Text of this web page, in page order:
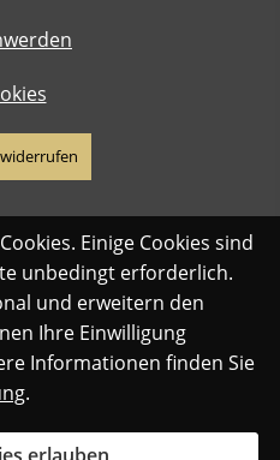
Einige Cookies sind
unbedingt erforderlich.
und erweitern den
Ihre Einwilligung
Informationen finden Sie
.